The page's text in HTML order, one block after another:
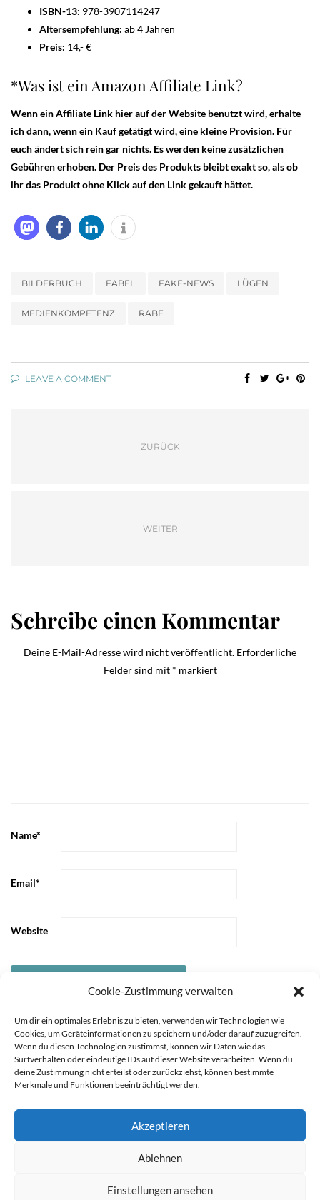
Cookie-Zustimmung verwalten
Um dir ein optimales Erlebnis zu bieten, verwenden wir Technologien wie
Cookies, um Geräteinformationen zu speichern und/oder darauf zuzugreifen.
Wenn du diesen Technologien zustimmst, können wir Daten wie das
Surfverhalten oder eindeutige IDs auf dieser Website verarbeiten. Wenn du
deine Zustimmung nicht erteilst oder zurückziehst, können bestimmte
Merkmale und Funktionen beeinträchtigt werden.
Akzeptieren
Ablehnen
Einstellungen ansehen
ISBN-13: 978-3907114247
Altersempfehlung: ab 4 Jahren
Preis: 14,- €
*Was ist ein Amazon Affiliate Link?
Wenn ein Affiliate Link hier auf der Website benutzt wird, erhalte
ich dann, wenn ein Kauf getätigt wird, eine kleine Provision. Für
euch ändert sich rein gar nichts. Es werden keine zusätzlichen
Gebühren erhoben. Der Preis des Produkts bleibt exakt so, als ob
ihr das Produkt ohne Klick auf den Link gekauft hättet.
BILDERBUCH FABEL FAKE-NEWS LÜGEN
MEDIENKOMPETENZ RABE
LEAVE A COMMENT
ZURÜCK
WEITER
Schreibe einen Kommentar
Deine E-Mail-Adresse wird nicht veröffentlicht. Erforderliche
Felder sind mit * markiert
Name*
Email*
Website
STARTSEITE
ÜBER
KOOPERATIONEN
Sie können die Erfassung Ihrer Daten durch Google Analytics
verhindern, indem Sie auf folgenden Link klicken. Es wird ein
Opt-Out-Cookie gesetzt, der die Erfassung Ihrer Daten bei